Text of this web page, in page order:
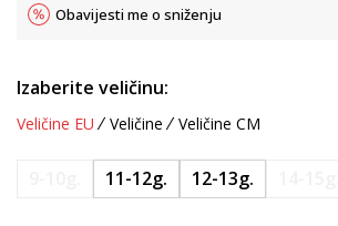
Obavijesti me o sniženju
Izaberite veličinu:
Veličine EU Veličine Veličine CM
11-12g. 12-13g.